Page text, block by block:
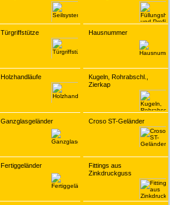
Türgriffstütze Hausnummer
Holzhandläufe
Kugeln, Rohrabschl.,
Zierkap
Ganzglasgeländer Croso ST-Geländer
Fertiggeländer
Fittings aus
Zinkdruckguss